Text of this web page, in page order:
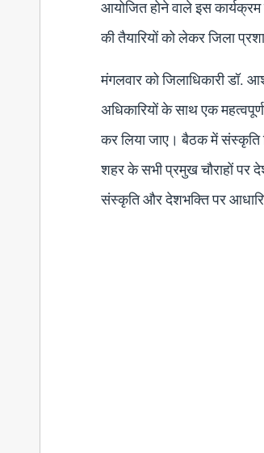
आयोजित होने वाले इस
की तैयारियों को लेकर जिला
मंगलवार को जिलाधिकारी डॉ.
अधिकारियों के साथ एक
कर लिया जाए। बैठक में संस्कृति
शहर के सभी प्रमुख चौराहों पर
संस्कृति और देशभक्ति पर